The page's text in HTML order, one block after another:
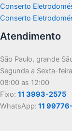
Conserto
Conserto
Atendimento
São Paulo, grande
Segunda a Sexta-
08:00 as 12:00
Fixo: 11 3993-2575
WhatsApp: 11